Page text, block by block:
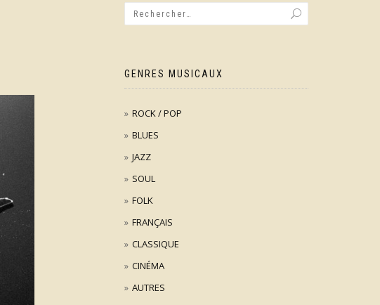
GENRES MUSICAUX
ROCK / POP
BLUES
JAZZ
SOUL
FOLK
FRANÇAIS
CLASSIQUE
CINÉMA
AUTRES